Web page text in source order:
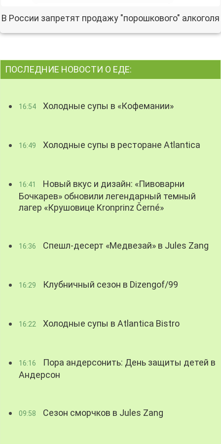
В России запретят продажу "порошкового" алкоголя
ПОСЛЕДНИЕ НОВОСТИ О ЕДЕ:
16:54 Холодные супы в «Кофемании»
16:49 Холодные супы в ресторане Atlantica
16:41
Новый вкус и дизайн: «Пивоварни
Бочкарев» обновили легендарный темный
лагер «Крушовице Kronprinz Černé»
16:36 Спешл-десерт «Медвезай» в Jules Zang
16:29 Клубничный сезон в Dizengof/99
16:22 Холодные супы в Atlantica Bistro
16:16
Пора андерсонить: День защиты детей в
Андерсон
09:58 Сезон сморчков в Jules Zang